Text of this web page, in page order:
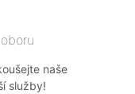
naše
služby!